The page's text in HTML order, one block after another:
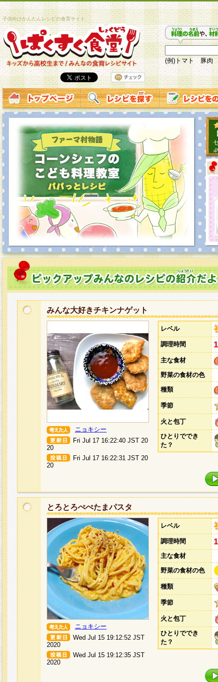
子供向けかんたんレシピの食育サイト
(例)トマト 豚肉
みんな大好きチキンナゲット
ニョキシー
Fri Jul 17 16:22:40 JST 20
20
Fri Jul 17 16:22:31 JST 20
20
レベル
調理時間
主な食材
野菜の食材の色
種類
季節
火と包丁
ひとりででき
た？
とろとろぺぺたまパスタ
ニョキシー
Wed Jul 15 19:12:52 JST
2020
Wed Jul 15 19:12:35 JST
2020
レベル
調理時間
主な食材
野菜の食材の色
種類
季節
火と包丁
ひとりででき
た？